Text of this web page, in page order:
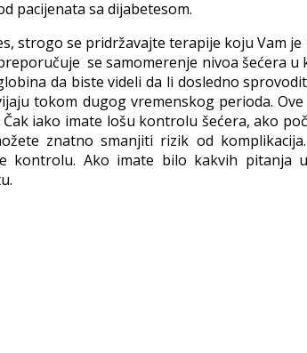
pacijenata sa dijabetesom.
strogo se pridržavajte terapije koju Vam
se samomerenje nivoa šećera u
da biste videli da li dosledno
tokom dugog vremenskog perioda.
iako imate lošu kontrolu šećera, ako
znatno smanjiti rizik od
kontrolu. Ako imate bilo kakvih pitanja